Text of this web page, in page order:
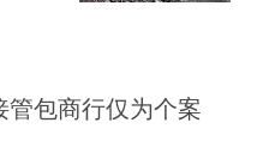
包商行仅为个案